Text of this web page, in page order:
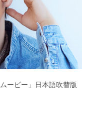
ービー」日本語吹替版